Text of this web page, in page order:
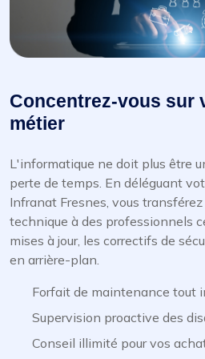
Concentrez-vous sur
métier
L'informatique ne doit plus être
perte de temps. En déléguant
Infranat Fresnes, vous
technique à des professionnels
mises à jour, les correctifs de
en arrière-plan.
Forfait de maintenance tout
Supervision proactive des
Conseil illimité pour vos